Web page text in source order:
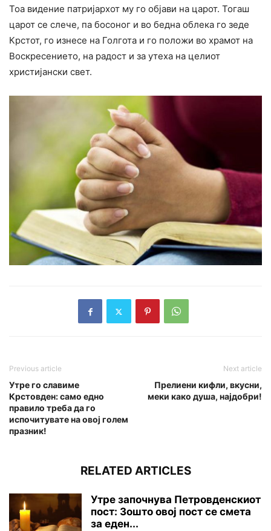
Тоа видение патријархот му го објави на царот. Тогаш
царот се слече, па босоног и во бедна облека го зеде
Крстот, го изнесе на Голгота и го положи во храмот на
Воскресението, на радост и за утеха на целиот
христијански свет.
Previous article
Утре го славиме
Крстовден: само едно
правило треба да го
испочитувате на овој голем
празник!
Next article
Прелиени кифли, вкусни,
меки како душа, најдобри!
RELATED ARTICLES
Утре започнува Петровденскиот
пост: Зошто овој пост се смета
за еден...